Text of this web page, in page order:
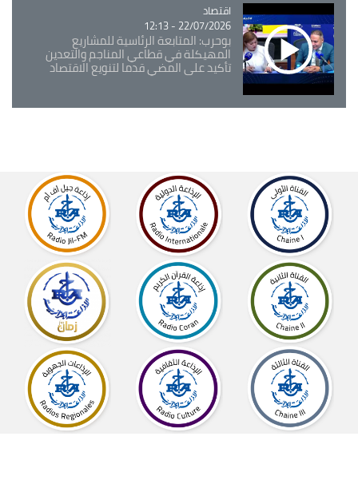
Catégorie
اقتصاد
22/07/2026 - 12:13
بوحرب: المتابعة الرئاسية للمشاريع
المهيكلة في قطاعي المناجم والتعدين
تأكيد على المضي قدما لتنويع الاقتصاد